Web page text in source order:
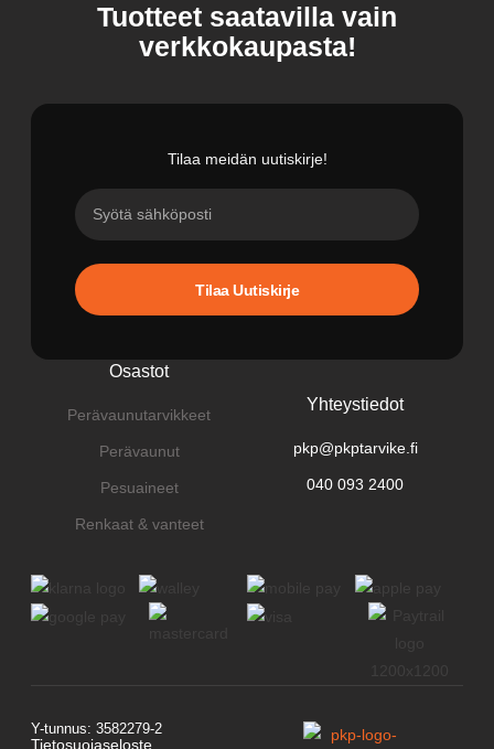
Tuotteet saatavilla vain
verkkokaupasta!
Tilaa meidän uutiskirje!
Tilaa Uutiskirje
Osastot
Perävaunutarvikkeet
Perävaunut
Pesuaineet
Renkaat & vanteet
Yhteystiedot
pkp@pkptarvike.fi
040 093 2400
Y-tunnus: 3582279-2
Tietosuojaseloste